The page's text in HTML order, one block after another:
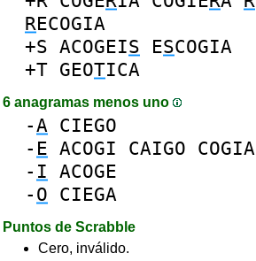
RECOGIA
+S ACOGEIS ESCOGIA
+T GEOTICA
6 anagramas menos uno
-A CIEGO
- E ACOGI CAIGO COGIA
- I ACOGE
- O CIEGA
Puntos de Scrabble
Cero, inválido.